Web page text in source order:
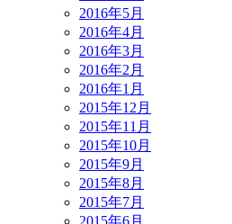
2016年5月
2016年4月
2016年3月
2016年2月
2016年1月
2015年12月
2015年11月
2015年10月
2015年9月
2015年8月
2015年7月